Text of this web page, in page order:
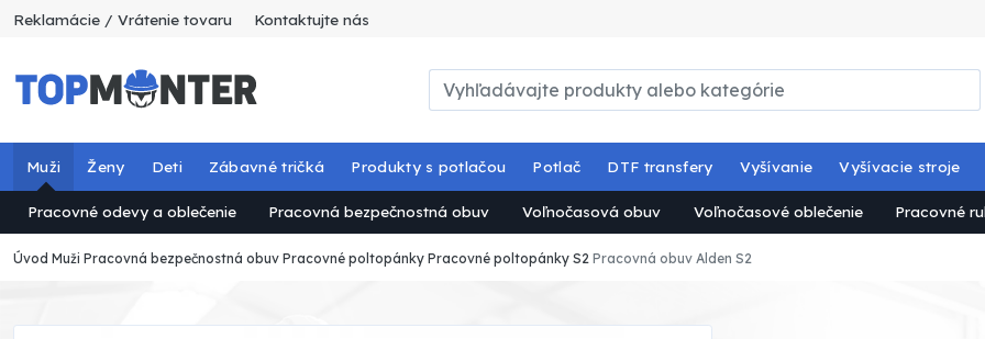
Reklamácie / Vrátenie tovaru Kontaktujte nás
Muži
Pracovné odevy a oblečenie Pracovná bezpečnostná obuv Voľnočasová obuv Voľnočasové oblečenie Pracovné
Ženy Deti Zábavné tričká Produkty s potlačou Potlač DTF transfery Vyšívanie Vyšívacie stroje
Úvod Muži Pracovná bezpečnostná obuv Pracovné poltopánky Pracovné poltopánky S2 Pracovná obuv Alden S2